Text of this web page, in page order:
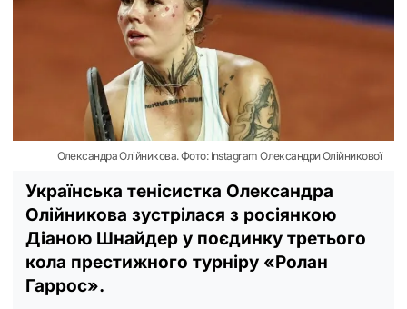
Олександра Олійникова. Фото: Instagram Олександри Олійникової
Українська тенісистка Олександра
Олійникова зустрілася з росіянкою
Діаною Шнайдер у поєдинку третього
кола престижного турніру «Ролан
Гаррос».